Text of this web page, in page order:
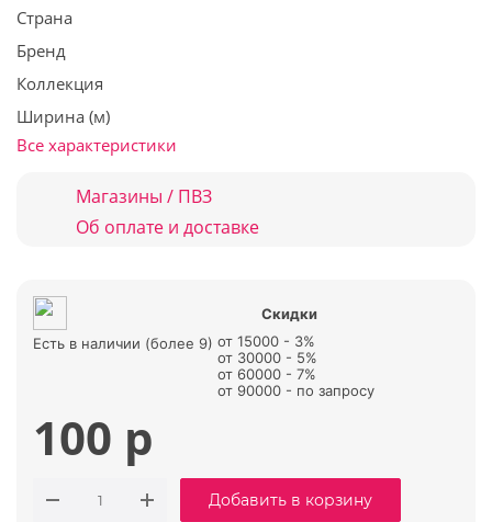
Страна
Бренд
Коллекция
Ширина (м)
Все характеристики
Магазины / ПВЗ
Об оплате и доставке
Скидки
от 15000 - 3%
от 30000 - 5%
от 60000 - 7%
от 90000 - по запросу
Есть в наличии (более 9)
100 р
Добавить в корзину